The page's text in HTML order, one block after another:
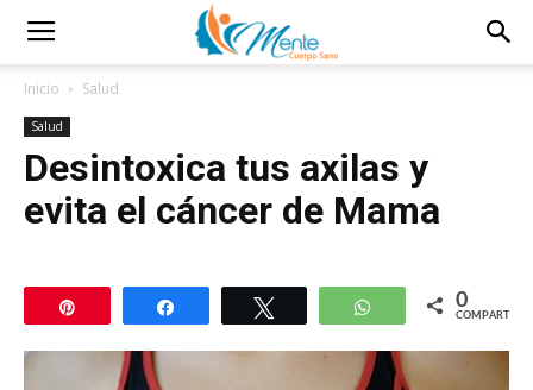
Inicio Salud
Salud
Desintoxica tus axilas y
evita el cáncer de Mama
Compartir WhatsApp
0
COMPARTIR